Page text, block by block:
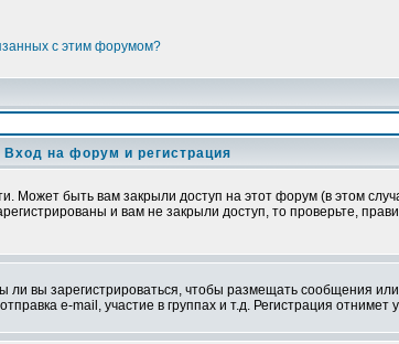
с этим форумом?
Вход на форум и регистрация
Может быть вам закрыли доступ на этот форум (в этом
и вам не закрыли доступ, то проверьте,
вы зарегистрироваться, чтобы размещать сообщения
e-mail, участие в группах и т.д. Регистрация отнимет